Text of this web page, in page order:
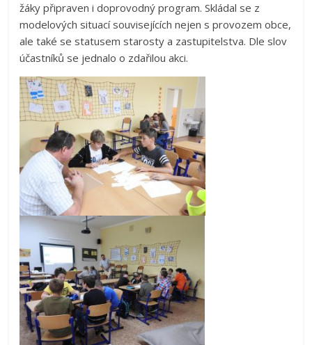
žáky připraven i doprovodný program. Skládal se z
modelových situací souvisejících nejen s provozem obce,
ale také se statusem starosty a zastupitelstva. Dle slov
účastníků se jednalo o zdařilou akci.